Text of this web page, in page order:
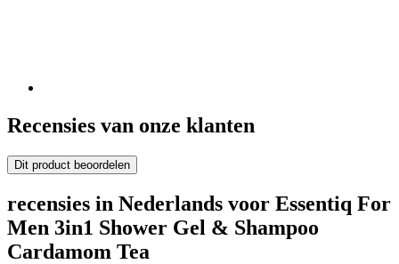
Recensies van onze klanten
Dit product beoordelen
recensies in Nederlands voor Essentiq For
Men 3in1 Shower Gel & Shampoo
Cardamom Tea